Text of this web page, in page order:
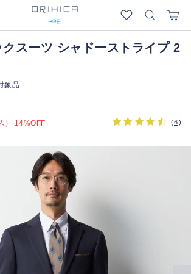
クスーツ シャドーストライプ 2
象品
） 14%OFF (6)